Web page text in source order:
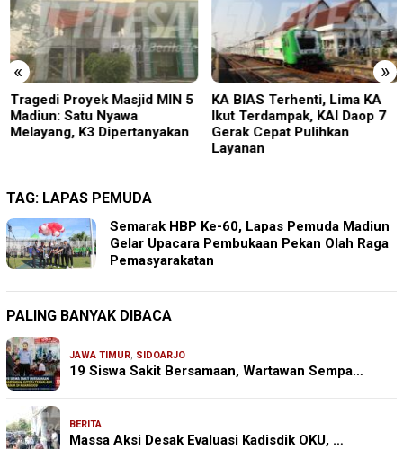
« »
Tragedi Proyek Masjid MIN 5
Madiun: Satu Nyawa
Melayang, K3 Dipertanyakan
KA BIAS Terhenti, Lima KA
Ikut Terdampak, KAI Daop 7
Gerak Cepat Pulihkan
Layanan
TAG: LAPAS PEMUDA
Semarak HBP Ke-60, Lapas Pemuda Madiun
Gelar Upacara Pembukaan Pekan Olah Raga
Pemasyarakatan
PALING BANYAK DIBACA
JAWA TIMUR, SIDOARJO
19 Siswa Sakit Bersamaan, Wartawan Sempa…
BERITA
Massa Aksi Desak Evaluasi Kadisdik OKU, …